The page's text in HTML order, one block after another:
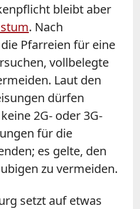
bleibt aber
. Nach
Pfarreien für eine
vollbelegte
Laut den
dürfen
2G- oder 3G-
für die
es gelte, den
zu vermeiden.
setzt auf etwas